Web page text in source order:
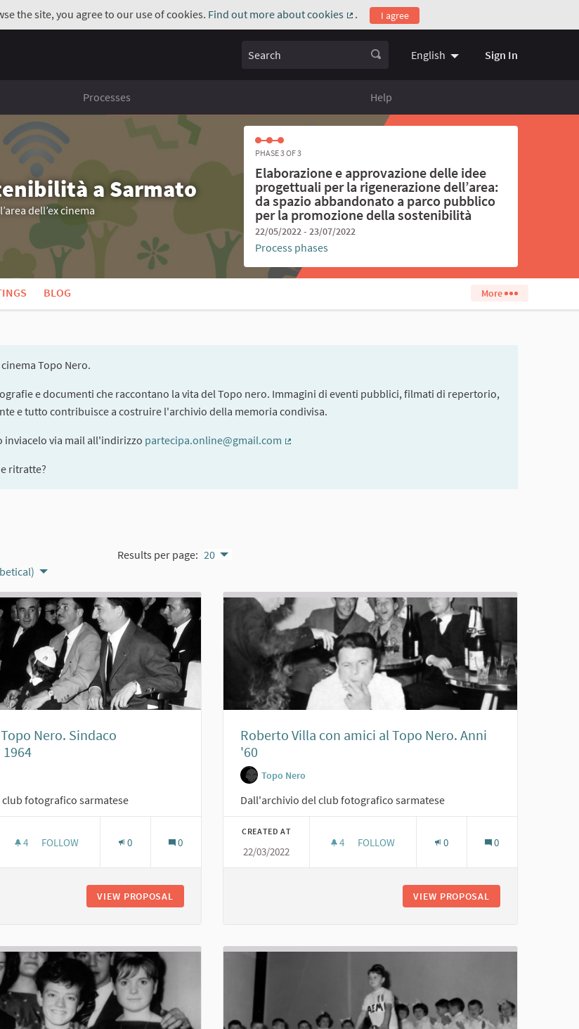
the site, you agree to our use of cookies. Find out more about cookies
(External link)
. I agree
Search English Choose language
Sign In
Processes Help
a Sarmato
dell’ex cinema
PHASE 3 OF 3
Elaborazione e approvazione delle idee
progettuali per la rigenerazione dell’area:
da spazio abbandonato a parco pubblico
per la promozione della sostenibilità
22/05/2022 - 23/07/2022
Process phases
BLOG More
Topo Nero.
e documenti che raccontano la vita del Topo nero. Immagini di eventi pubblici, filmati di repertorio,
e tutto contribuisce a costruire l'archivio della memoria condivisa.
inviacelo via mail all'indirizzo partecipa.online@gmail.com
ritratte?
Results per page: 20
Nero. Sindaco
fotografico sarmatese
4 4 FOLLOWERS
FOLLOW
SPETTATORI AL TOPO NERO. SINDACO GUGLIELMETTI. 1964
0 0
VIEW PROPOSAL SPETTATORI AL TOPO NERO. SINDACO GUGLIELMETTI. 1964
Roberto Villa con amici al Topo Nero. Anni
'60
Topo Nero
Dall'archivio del club fotografico sarmatese
CREATED AT
22/03/2022
4 4 FOLLOWERS
FOLLOW 0 0
VIEW PROPOSAL